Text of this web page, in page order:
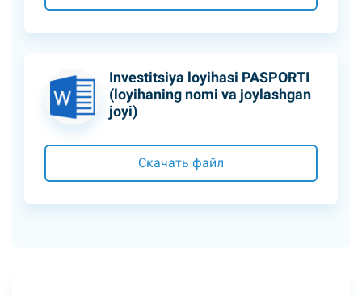
Investitsiya loyihasi PASPORTI
(loyihaning nomi va joylashgan
joyi)
Скачать файл